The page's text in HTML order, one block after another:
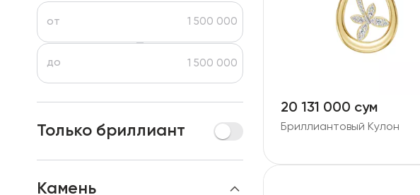
Детские изделия
Изделия с драгоценными камнями
Аксессуары
Найти магазин
от
до
Только бриллиант
Камень
20 131 000 сум
Бриллиантовый Кулон